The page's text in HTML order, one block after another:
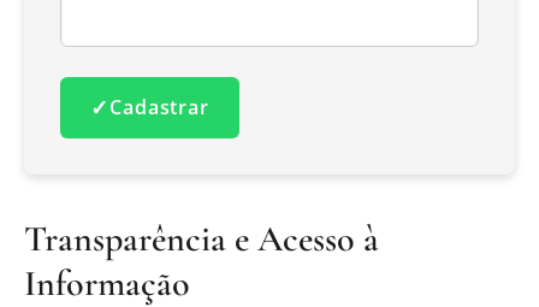
✓Cadastrar
Transparência e Acesso à
Informação